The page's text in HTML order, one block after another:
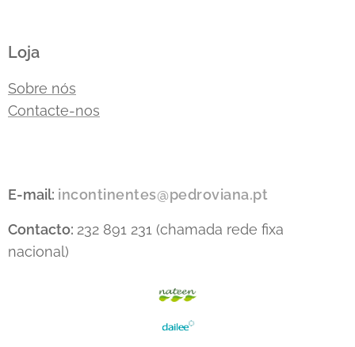
Loja
Sobre nós
Contacte-nos
E-mail: incontinentes@pedroviana.pt
Contacto: 232 891 231 (chamada rede fixa
nacional)